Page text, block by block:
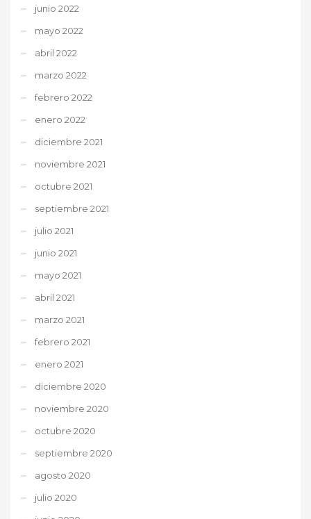
junio 2022
mayo 2022
abril 2022
marzo 2022
febrero 2022
enero 2022
diciembre 2021
noviembre 2021
octubre 2021
septiembre 2021
julio 2021
junio 2021
mayo 2021
abril 2021
marzo 2021
febrero 2021
enero 2021
diciembre 2020
noviembre 2020
octubre 2020
septiembre 2020
agosto 2020
julio 2020